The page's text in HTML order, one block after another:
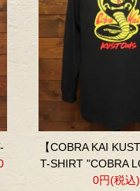
【COBRA KAI
T-SHIRT "COBRA
0円(税込)